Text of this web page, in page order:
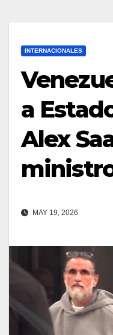
INTERNACIONALES
a
Alex
MAY 19, 2026